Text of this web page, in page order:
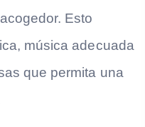
Esto
música adecuada
que permita una